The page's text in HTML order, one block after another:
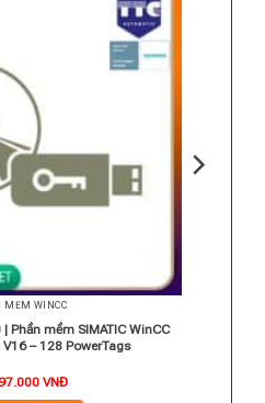
MỀM WINCC
Phần mềm SIMATIC WinCC
– 128 PowerTags
VNĐ